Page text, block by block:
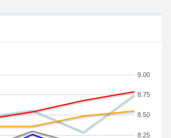
8.25
8.50
8.75
9.00